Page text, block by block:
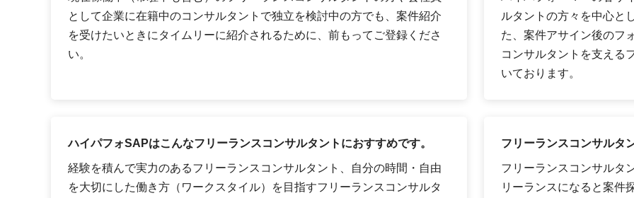
として企業に在籍中のコンサルタントで独立を検討中の方でも、案件紹介
を受けたいときにタイムリーに紹介されるために、前もってご登録くださ
い。
ルタントの方々を中心と
た、案件アサイン後のフ
コンサルタントを支える
いております。
ハイパフォSAPはこんなフリーランスコンサルタントにおすすめです。
経験を積んで実力のあるフリーランスコンサルタント、自分の時間・自由
を大切にした働き方（ワークスタイル）を目指すフリーランスコンサルタ
フリーランスコンサルタ
フリーランスコンサルタ
リーランスになると案件